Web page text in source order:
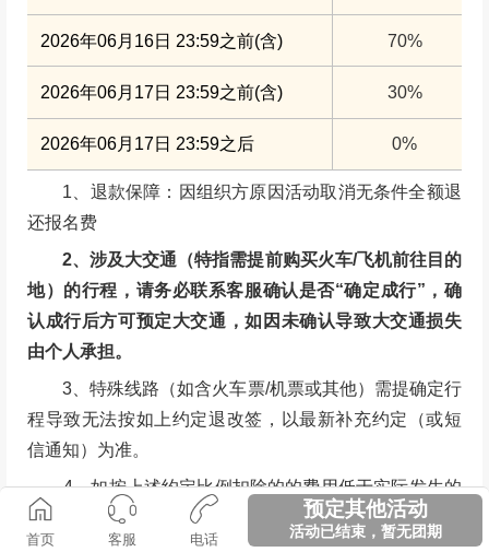
2026年06月16日 23:59之前(含) 70%
2026年06月17日 23:59之前(含) 30%
2026年06月17日 23:59之后 0%
1、退款保障：因组织方原因活动取消无条件全额退
还报名费
2、涉及大交通（特指需提前购买火车/飞机前往目的
地）的行程，请务必联系客服确认是否“确定成行”，确
认成行后方可预定大交通，如因未确认导致大交通损失
由个人承担。
3、特殊线路（如含火车票/机票或其他）需提确定行
程导致无法按如上约定退改签，以最新补充约定（或短
信通知）为准。
4、如按上述约定比例扣除的的费用低于实际发生的
费用，旅游者按照实际发生的费用支付，但最高额不应
当超过旅游费用总额。
首页 客服 电话
预定其他活动
活动已结束，暂无团期